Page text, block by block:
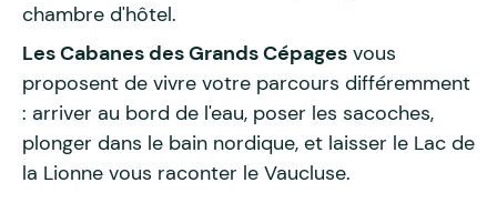
chambre d'hôtel.
Les Cabanes des Grands Cépages vous
proposent de vivre votre parcours différemment
: arriver au bord de l'eau, poser les sacoches,
plonger dans le bain nordique, et laisser le Lac de
la Lionne vous raconter le Vaucluse.